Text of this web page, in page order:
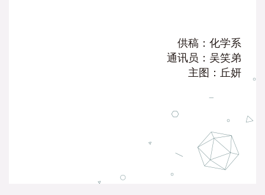
供稿：化学系
通讯员：吴笑弟
主图：丘妍